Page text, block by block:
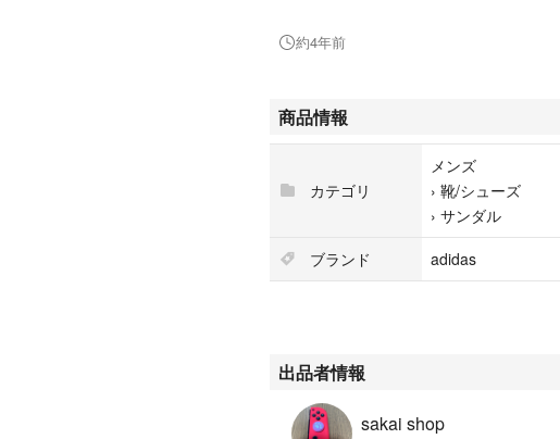
約4年前
商品情報
カテゴリ
メンズ
› 靴/シューズ
› サンダル
ブランド
adidas
出品者情報
sakai shop